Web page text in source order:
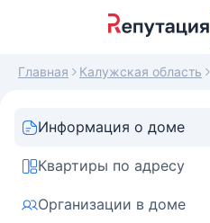
Главная Калужская область
Информация о доме
Квартиры по адресу
Организации в доме